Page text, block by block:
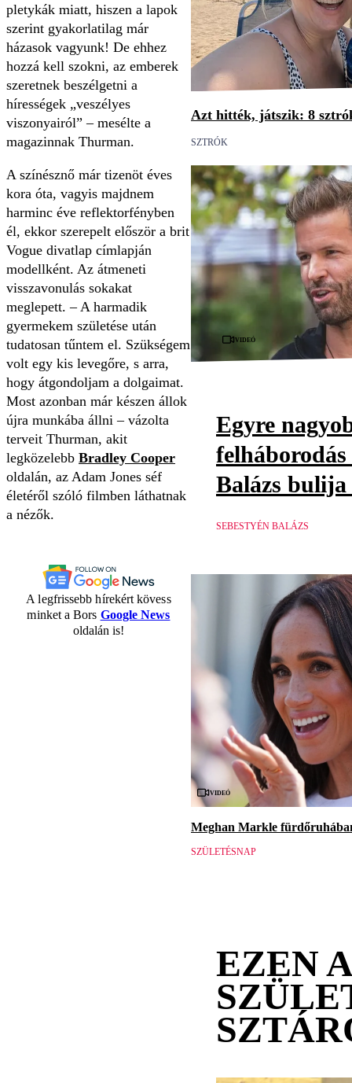
pletykák miatt, hiszen a lapok
szerint gyakorlatilag már
házasok vagyunk! De ehhez
hozzá kell szokni, az emberek
szeretnek beszélgetni a
hírességek „veszélyes
viszonyairól” – mesélte a
magazinnak Thurman.
A színésznő már tizenöt éves
kora óta, vagyis majdnem
harminc éve reflektorfényben
él, ekkor szerepelt először a brit
Vogue divatlap címlapján
modellként. Az átmeneti
visszavonulás sokakat
meglepett. – A harmadik
gyermekem születése után
tudatosan tűntem el. Szükségem
volt egy kis levegőre, s arra,
hogy átgondoljam a dolgaimat.
Most azonban már készen állok
újra munkába állni – vázolta
terveit Thurman, akit
legközelebb Bradley Cooper
oldalán, az Adam Jones séf
életéről szóló filmben láthatnak
a nézők.
A legfrissebb hírekért kövess
minket a Bors Google News
oldalán is!
Azt hitték, játszik: 8
SZTRÓK
Videó
Egyre
felháborodás
Balázs
SEBESTYÉN BALÁZS
Videó
Meghan Markle
SZÜLETÉSNAP
EZEN